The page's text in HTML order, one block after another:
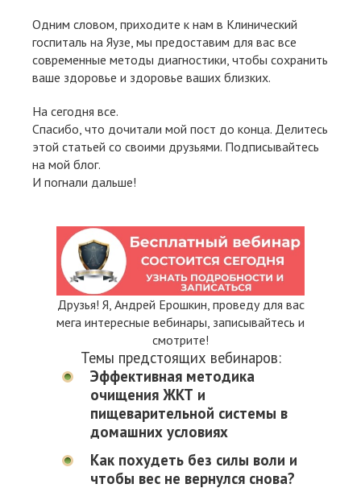
Одним словом, приходите к нам в Клинический
госпиталь на Яузе, мы предоставим для вас все
современные методы диагностики, чтобы сохранить
ваше здоровье и здоровье ваших близких.
На сегодня все.
Спасибо, что дочитали мой пост до конца. Делитесь
этой статьей со своими друзьями. Подписывайтесь
на мой блог.
И погнали дальше!
Друзья! Я, Андрей Ерошкин, проведу для вас
мега интересные вебинары, записывайтесь и
смотрите!
Темы предстоящих вебинаров:
Эффективная методика
очищения ЖКТ и
пищеварительной системы в
домашних условиях
Как похудеть без силы воли и
чтобы вес не вернулся снова?